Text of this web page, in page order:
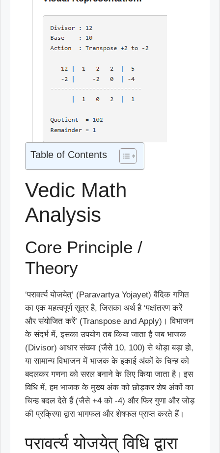
Table of Contents
Vedic Math
Analysis
Core Principle /
Theory
‘परावर्त्य योजयेत्’ (Paravartya Yojayet) वैदिक गणित
का एक महत्वपूर्ण सूत्र है, जिसका अर्थ है ‘पक्षांतरण करें
और संयोजित करें’ (Transpose and Apply)। विभाजन
के संदर्भ में, इसका उपयोग तब किया जाता है जब भाजक
(Divisor) आधार संख्या (जैसे 10, 100) से थोड़ा बड़ा हो,
या सामान्य विभाजन में भाजक के इकाई अंकों के चिन्ह को
बदलकर गणना को सरल बनाने के लिए किया जाता है। इस
विधि में, हम भाजक के मुख्य अंक को छोड़कर शेष अंकों का
चिन्ह बदल देते हैं (जैसे +4 को -4) और फिर गुणा और जोड़
की प्रक्रिया द्वारा भागफल और शेषफल प्राप्त करते हैं।
परावर्त्य योजयेत् विधि द्वारा